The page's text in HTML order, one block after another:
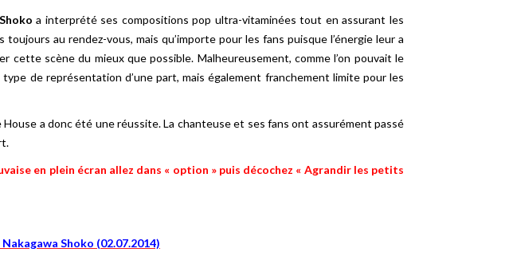
a interprété ses compositions pop ultra-vitaminées tout en assurant les
au rendez-vous, mais qu’importe pour les fans puisque l’énergie leur a
scène du mieux que possible. Malheureusement, comme l’on pouvait le
de représentation d’une part, mais également franchement limite pour les
House a donc été une réussite. La chanteuse et ses fans ont assurément passé
en plein écran allez dans « option » puis décochez « Agrandir les petits
Shoko (02.07.2014)